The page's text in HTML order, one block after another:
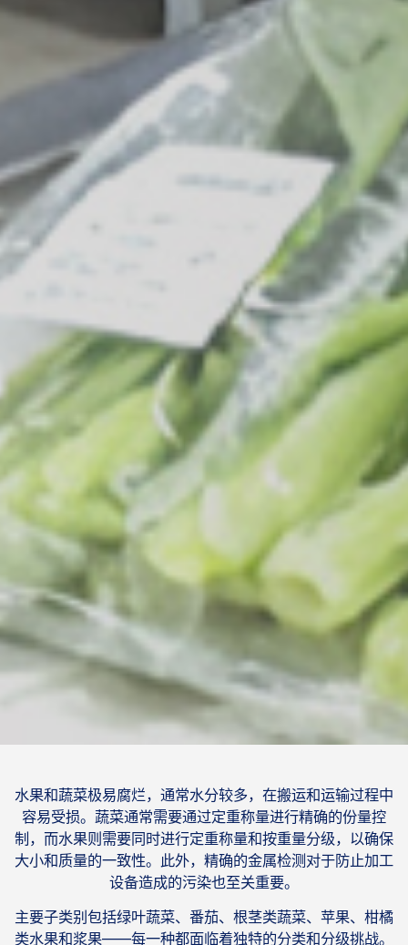
水果和蔬菜极易腐烂，通常水分较多，在搬运和运输过程中
容易受损。蔬菜通常需要通过定重称量进行精确的份量控
制，而水果则需要同时进行定重称量和按重量分级，以确保
大小和质量的一致性。此外，精确的金属检测对于防止加工
设备造成的污染也至关重要。
主要子类别包括绿叶蔬菜、番茄、根茎类蔬菜、苹果、柑橘
类水果和浆果——每一种都面临着独特的分类和分级挑战。